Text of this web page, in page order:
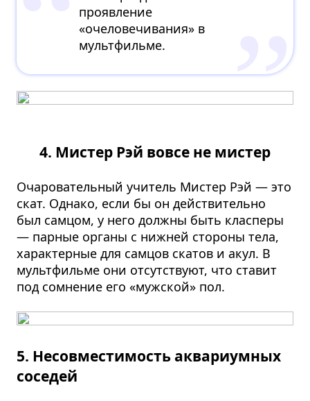
проявление
«очеловечивания» в
мультфильме.
4. Мистер Рэй вовсе не мистер
Очаровательный учитель Мистер Рэй — это
скат. Однако, если бы он действительно
был самцом, у него должны быть класперы
— парные органы с нижней стороны тела,
характерные для самцов скатов и акул. В
мультфильме они отсутствуют, что ставит
под сомнение его «мужской» пол.
5. Несовместимость аквариумных
соседей